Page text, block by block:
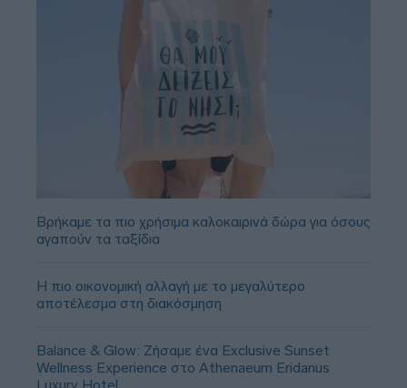
Βρήκαμε τα πιο χρήσιμα καλοκαιρινά δώρα για όσους
αγαπούν τα ταξίδια
Η πιο οικονομική αλλαγή με το μεγαλύτερο
αποτέλεσμα στη διακόσμηση
Balance & Glow: Ζήσαμε ένα Exclusive Sunset
Wellness Experience στο Athenaeum Eridanus